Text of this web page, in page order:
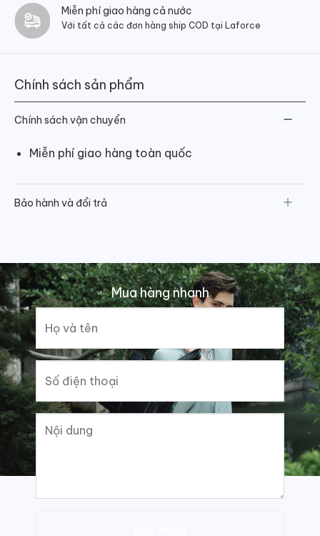
Miễn phí giao hàng cả nước
Với tất cả các đơn hàng ship COD tại Laforce
Chính sách sản phẩm
Chính sách vận chuyển
Miễn phí giao hàng toàn quốc
Bảo hành và đổi trả
Mua hàng nhanh